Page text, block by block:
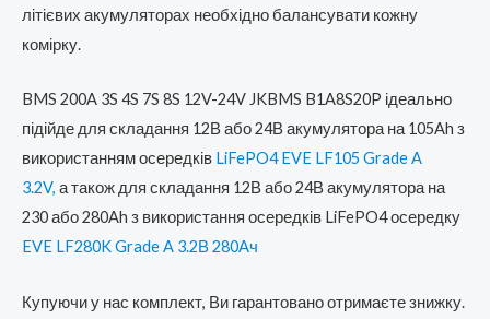
літієвих акумуляторах необхідно балансувати кожну
комірку.
BMS 200A 3S 4S 7S 8S 12V-24V JKBMS B1A8S20P ідеально
підійде для складання 12В або 24В акумулятора на 105Ah з
використанням осередків LiFePO4 EVE LF105 Grade A
3.2V, а також для складання 12В або 24В акумулятора на
230 або 280Ah з використання осередків LiFePO4 осередку
EVE LF280K Grade A 3.2В 280Ач
Купуючи у нас комплект, Ви гарантовано отримаєте знижку.